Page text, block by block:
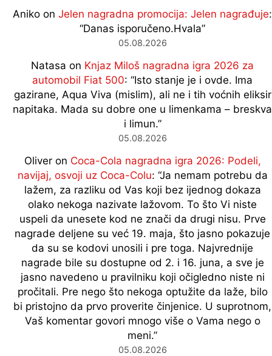
Aniko on Jelen nagradna promocija: Jelen nagrađuje:
“Danas isporučeno.Hvala”
05.08.2026
Natasa on Knjaz Miloš nagradna igra 2026 za
automobil Fiat 500: “Isto stanje je i ovde. Ima
gazirane, Aqua Viva (mislim), ali ne i tih voćnih eliksir
napitaka. Mada su dobre one u limenkama – breskva
i limun.”
05.08.2026
Oliveron Coca-Cola nagradna igra 2026: Podeli,
navijaj, osvoji uz Coca-Colu: “Ja nemam potrebu da
lažem, za razliku od Vas koji bez ijednog dokaza
olako nekoga nazivate lažovom. To što Vi niste
uspeli da unesete kod ne znači da drugi nisu. Prve
nagrade deljene su već 19. maja, što jasno pokazuje
da su se kodovi unosili i pre toga. Najvrednije
nagrade bile su dostupne od 2. i 16. juna, a sve je
jasno navedeno u pravilniku koji očigledno niste ni
pročitali. Pre nego što nekoga optužite da laže, bilo
bi pristojno da prvo proverite činjenice. U suprotnom,
Vaš komentar govori mnogo više o Vama nego o
meni.”
05.08.2026